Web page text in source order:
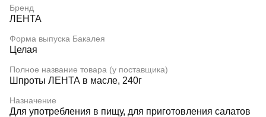
Бренд
ЛЕНТА
Форма выпуска Бакалея
Целая
Полное название товара (у поставщика)
Шпроты ЛЕНТА в масле, 240г
Назначение
Для употребления в пищу, для приготовления салатов